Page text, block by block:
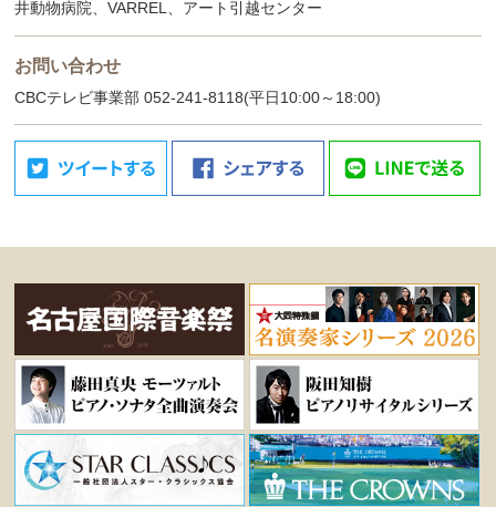
井動物病院、VARREL、アート引越センター
お問い合わせ
CBCテレビ事業部 052-241-8118(平日10:00～18:00)